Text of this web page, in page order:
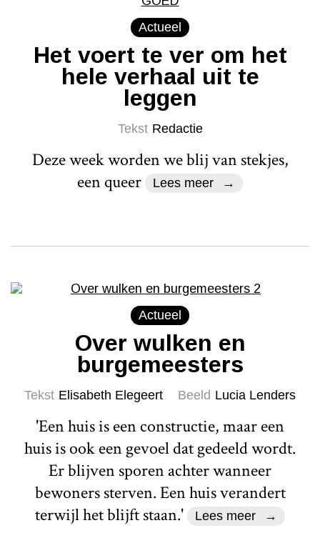
Actueel
Het voert te ver om het
hele verhaal uit te
leggen
Tekst Redactie
Deze week worden we blij van stekjes,
een queer
Lees meer
Actueel
Over wulken en
burgemeesters
Tekst Elisabeth Elegeert Beeld Lucia Lenders
'Een huis is een constructie, maar een
huis is ook een gevoel dat gedeeld wordt.
Er blijven sporen achter wanneer
bewoners sterven. Een huis verandert
terwijl het blijft staan.'
Lees meer